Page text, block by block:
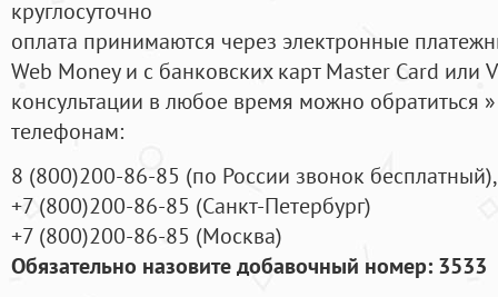
круглосуточно
оплата принимаются через электронные
Web Money и с банковских карт Master Card или
консультации в любое время можно обратиться
телефонам:
8 (800)200-86-85 (по России звонок бесплатный),
+7 (800)200-86-85 (Санкт-Петербург)
+7 (800)200-86-85 (Москва)
Обязательно назовите добавочный номер: 3533